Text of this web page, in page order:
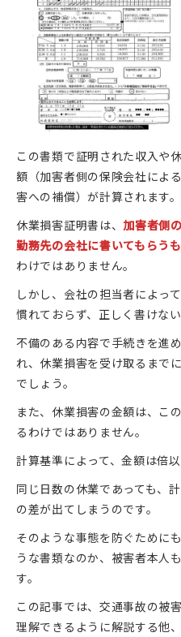
この書類で証明された収入や
額（加害者側の保険会社によ
害への補償）が計算されます。
休業損害証明書は、 加害者側
勤務先の会社に書いてもらう
わけではありません。
しかし、会社の担当者によっ
慣れておらず、正しく書けな
不備のある内容で手続きを進
れ、休業損害を受け取るまで
でしょう。
また、休業損害の金額は、こ
るわけではありません。
計算基準によって、金額は倍
同じ日数の休業であっても、
の差が出てしまうのです。
そのような事態を防ぐために
うな書類なのか、被害者本人
す。
この記事では、交通事故の被
理解できるように解説する他